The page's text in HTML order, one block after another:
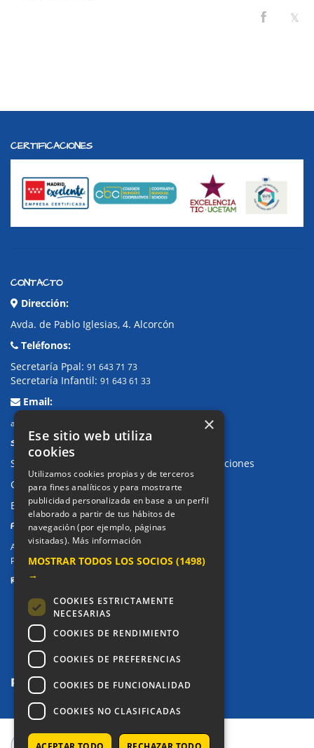
CERTIFICACIONES
CONTACTO
Dirección:
Avda. de Pablo Iglesias, 4. Alcorcón
Teléfonos:
Secretaría Ppal: 91 643 71 73
Secretaría Infantil: 91 643 61 33
Email:
alkor@colegioalkor.com
SUGERENCIAS Y CANAL DE DENUNCIAS
Sugerencias, Quejas, Reclamaciones y Felicitaciones
Canal de denuncias
Buzón denuncia drogas CM
PRIVACIDAD
Aviso legal / Política de privacidad
Política de Cookies
REDES SOCIALES
COPYRIGHT © 2025 - COLEGIO ALKOR
×
Ese sitio web utiliza
cookies
Utilizamos cookies propias y de terceros
para fines analíticos y para mostrarte
publicidad personalizada en base a un perfil
elaborado a partir de tus hábitos de
navegación (por ejemplo, páginas
visitadas). Más información
MOSTRAR TODOS LOS SOCIOS (1498)
→
COOKIES ESTRICTAMENTE
NECESARIAS
COOKIES DE RENDIMIENTO
COOKIES DE PREFERENCIAS
COOKIES DE FUNCIONALIDAD
COOKIES NO CLASIFICADAS